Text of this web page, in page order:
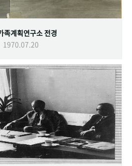
족계획연구소 전경
1970.07.20